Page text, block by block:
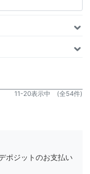
11-20表示中 (全54件)
ポジットのお支払い